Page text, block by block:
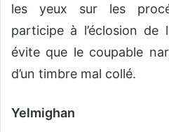
les yeux sur les
participe à l’éclosion
évite que le coupable
d’un timbre mal collé.
Yelmighan